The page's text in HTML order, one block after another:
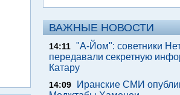
ВАЖНЫЕ НОВОСТИ
14:11 "А-Йом": советники
передавали секретную
Катару
14:09
Иранские СМИ